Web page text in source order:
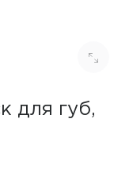
для губ,